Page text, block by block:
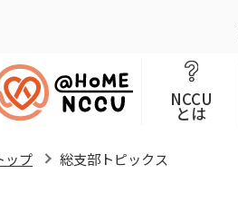
NCCU
とは
ップ 総支部トピックス